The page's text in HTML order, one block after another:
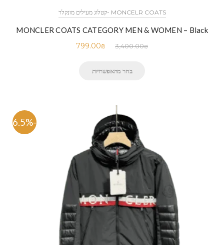
MONCELR COATS -קטלוג מעילים מונקלר
MONCLER COATS CATEGORY MEN & WOMEN – Black
3,400.00₪
799.00₪
בחר מהאפשרויות
-76.5%